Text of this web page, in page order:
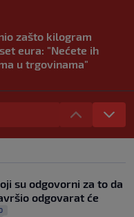
zašto kilogram
eura: "Nećete ih
u trgovinama"
od stresnijih iskustava.
i nekoliko savjeta
iz Zagreba, a
su odgovorni za to da
odgovarat će